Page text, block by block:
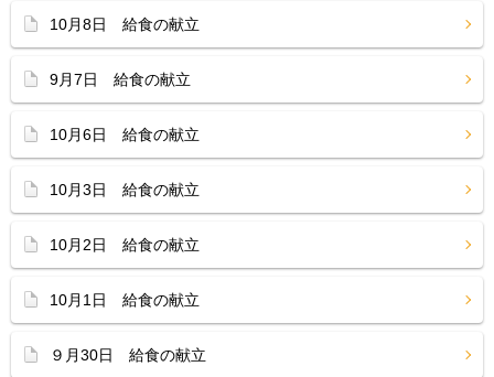
10月8日 給食の献立
9月7日 給食の献立
10月6日 給食の献立
10月3日 給食の献立
10月2日 給食の献立
10月1日 給食の献立
９月30日 給食の献立